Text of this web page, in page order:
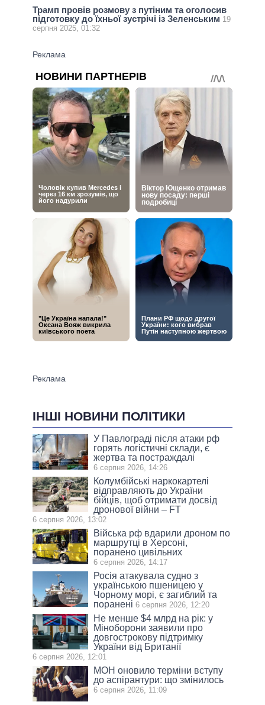
Трамп провів розмову з путіним та оголосив
підготовку до їхньої зустрічі із Зеленським 19
серпня 2025, 01:32
ІНШІ НОВИНИ ПОЛІТИКИ
У Павлограді після атаки рф
горять логістичні склади, є
жертва та постраждалі
6 серпня 2026, 14:26
Колумбійські наркокартелі
відправляють до України
бійців, щоб отримати досвід
дронової війни – FT
6 серпня 2026, 13:02
Війська рф вдарили дроном по
маршрутці в Херсоні,
поранено цивільних
6 серпня 2026, 14:17
Росія атакувала судно з
українською пшеницею у
Чорному морі, є загиблий та
поранені 6 серпня 2026, 12:20
Не менше $4 млрд на рік: у
Міноборони заявили про
довгострокову підтримку
України від Британії
6 серпня 2026, 12:01
МОН оновило терміни вступу
до аспірантури: що змінилось
6 серпня 2026, 11:09